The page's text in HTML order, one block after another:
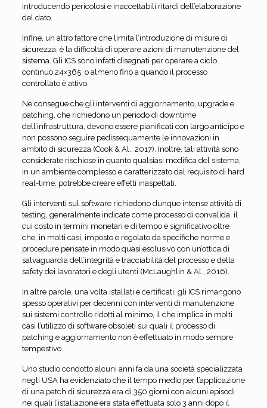
introducendo pericolosi e inaccettabili ritardi dell’elaborazione
del dato.
Infine, un altro fattore che limita l’introduzione di misure di
sicurezza, è la difficoltà di operare azioni di manutenzione del
sistema. Gli ICS sono infatti disegnati per operare a ciclo
continuo 24×365, o almeno fino a quando il processo
controllato è attivo.
Ne consegue che gli interventi di aggiornamento, upgrade e
patching, che richiedono un periodo di downtime
dell’infrastruttura, devono essere pianificati con largo anticipo e
non possono seguire pedissequamente le innovazioni in
ambito di sicurezza (Cook & Al., 2017). Inoltre, tali attività sono
considerate rischiose in quanto qualsiasi modifica del sistema,
in un ambiente complesso e caratterizzato dal requisito di hard
real-time, potrebbe creare effetti inaspettati.
Gli interventi sul software richiedono dunque intense attività di
testing, generalmente indicate come processo di convalida, il
cui costo in termini monetari e di tempo è significativo oltre
che, in molti casi, imposto e regolato da specifiche norme e
procedure pensate in modo quasi esclusivo con un’ottica di
salvaguardia dell’integrità e tracciabilità del processo e della
safety dei lavoratori e degli utenti (McLaughlin & Al., 2016).
In altre parole, una volta istallati e certificati, gli ICS rimangono
spesso operativi per decenni con interventi di manutenzione
sui sistemi controllo ridotti al minimo, il che implica in molti
casi l’utilizzo di software obsoleti sui quali il processo di
patching e aggiornamento non è effettuato in modo sempre
tempestivo.
Uno studio condotto alcuni anni fa da una società specializzata
negli USA ha evidenziato che il tempo medio per l’applicazione
di una patch di sicurezza era di 350 giorni con alcuni episodi
nei quali l’istallazione era stata effettuata solo 3 anni dopo il